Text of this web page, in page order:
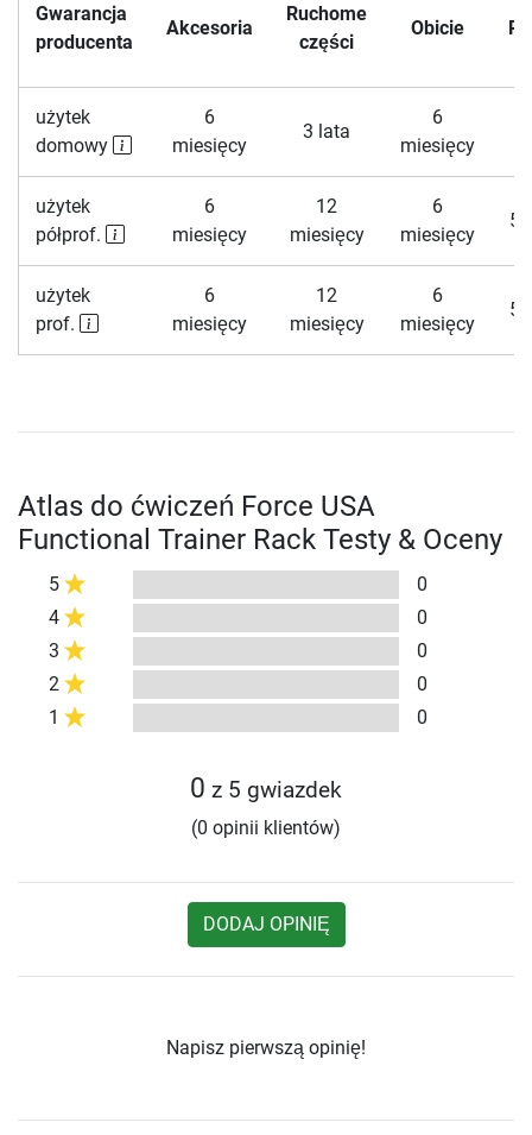
Gwarancja
producenta
Akcesoria
Ruchome
części
Obicie
użytek
domowy
6
miesięcy
3 lata
6
miesięcy
użytek
półprof.
6
miesięcy
12
miesięcy
6
miesięcy
5
użytek
prof.
6
miesięcy
12
miesięcy
6
miesięcy
5
Atlas do ćwiczeń Force USA
Functional Trainer Rack Testy & Oceny
5
0
4
0
3
0
2
0
1
0
0 z 5 gwiazdek
(0 opinii klientów)
DODAJ OPINIĘ
Napisz pierwszą opinię!